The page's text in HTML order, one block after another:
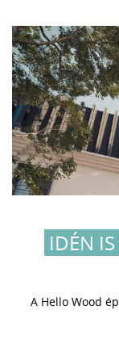
IDÉN
A Hello Wood